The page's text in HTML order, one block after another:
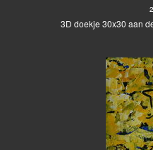
3D doekje 30x30 aan